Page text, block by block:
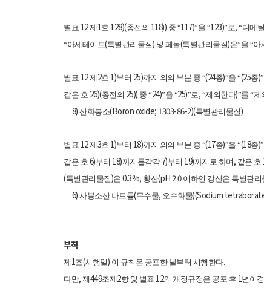
별표 12제 1호 128)(종전의 118)) 중 “117)”을 “123)”로,“디메
“아세테이트(특별관리물질) 및 페놀(특별관리물질)은”을 “아
별표 12제 2호 1)부터 25)까지 외의 부분 중 “(24종)”을 “(25종)
같은 호 26)(종전의 25)) 중 “24)”을 “25)”로, “제외한다)”를 “
8)산화붕소(Boron oxide; 1303-86-2)(특별관리물질)
별표 12제3호 1)부터 18)까지 외의 부분 중 “(17종)”을 “(18종)
같은 호 6)부터 18)까지를각각7)부터 19)까지로 하며 , 같은 호
(특별관리물질)은 0.3%, 황산(pH 2.0 이하인 강산은 특별관리
6)사붕소산 나트륨(무수물, 오수화물)(Sodium
부칙
제 1조(시행일) 이 규칙은 공포한 날부터 시행한다.
다만,제449조제2항 및 별표 12의 개정규정은 공포 후 1년이